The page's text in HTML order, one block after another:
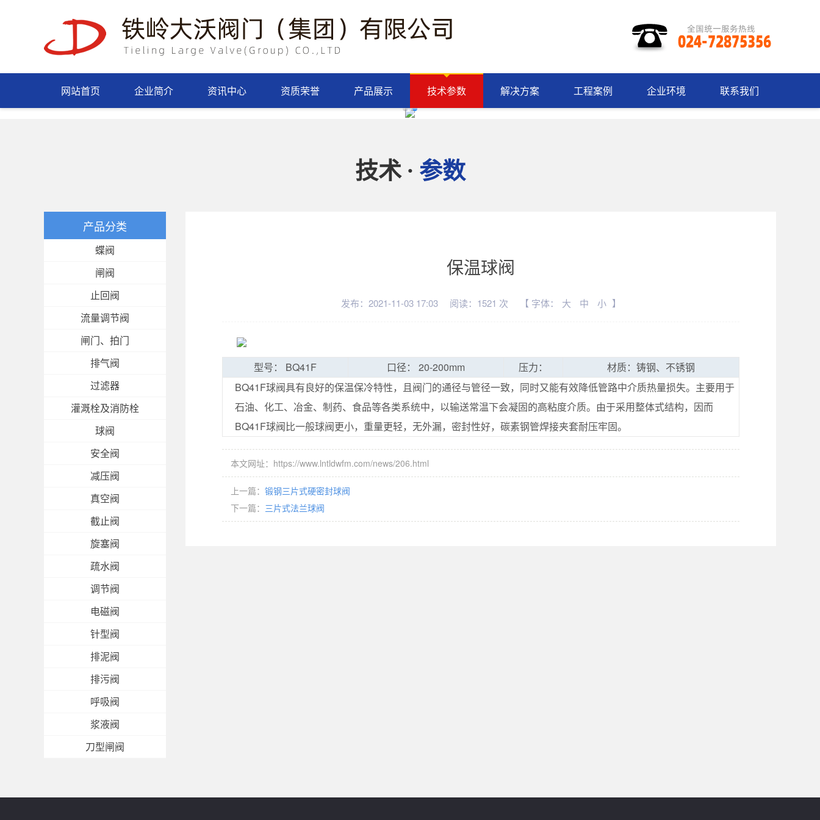
网站首页 企业简介 资讯中心 资质荣誉 产品展示 技术参数 解决方案 工程案例 企业环境 联系我们
技术 · 参数
产品分类
蝶阀
闸阀
止回阀
流量调节阀
闸门、拍门
排气阀
过滤器
灌溉栓及消防栓
球阀
安全阀
减压阀
真空阀
截止阀
旋塞阀
疏水阀
调节阀
电磁阀
针型阀
排泥阀
排污阀
呼吸阀
浆液阀
刀型闸阀
保温球阀
发布：2021-11-03 17:03 阅读：1521 次 【 字体： 大 中 小 】
型号： BQ41F 口径： 20-200mm 压力：
材质：铸钢、不锈钢
BQ41F球阀具有良好的保温保冷特性，且阀门的通径与管径一致，同时又能有效降低管路中介质热量损失。主要用于
石油、化工、冶金、制药、食品等各类系统中，以输送常温下会凝固的高粘度介质。由于采用整体式结构，因而
BQ41F球阀比一般球阀更小，重量更轻，无外漏，密封性好，碳素钢管焊接夹套耐压牢固。
本文网址：https://www.lntldwfm.com/news/206.html
上一篇： 锻钢三片式硬密封球阀
下一篇： 三片式法兰球阀